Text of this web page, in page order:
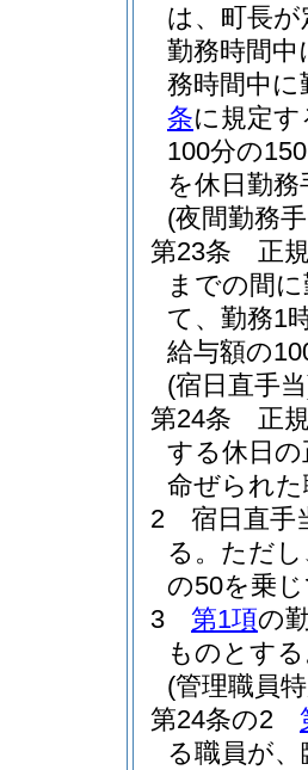
は、町長
勤務時間
務時間中
条に規定
100分の
を休日勤
(夜間勤務
第23条
正
までの間
て、勤務1
給与額の
(宿日直手
第24条
正
する休日
命ぜられ
2
宿日直手
る。 ただ
の50を乗
3
第1項の
ものとす
(管理職員
第24条の2
る職員が